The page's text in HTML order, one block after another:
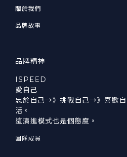
關於我們
品牌故事
品牌精神
ISPEED
愛自己
忠於自己→》挑戰自己→》喜歡
活。
這演進模式也是個態度。
團隊成員